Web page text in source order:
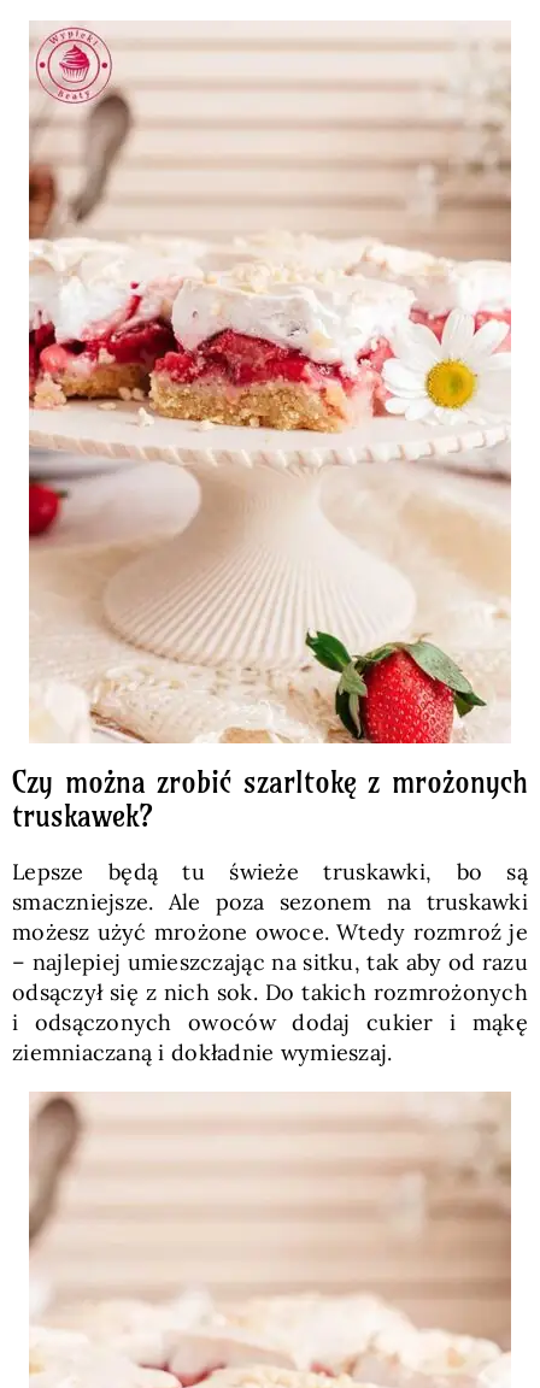
Czy można zrobić szarltokę z mrożonych
truskawek?
Lepsze będą tu świeże truskawki, bo są
smaczniejsze. Ale poza sezonem na truskawki
możesz użyć mrożone owoce. Wtedy rozmroź je
– najlepiej umieszczając na sitku, tak aby od razu
odsączył się z nich sok. Do takich rozmrożonych
i odsączonych owoców dodaj cukier i mąkę
ziemniaczaną i dokładnie wymieszaj.